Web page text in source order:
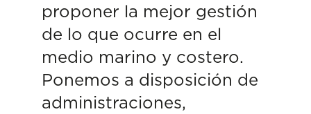
proponer la mejor gestión
de lo que ocurre en el
medio marino y costero.
Ponemos a disposición de
administraciones,